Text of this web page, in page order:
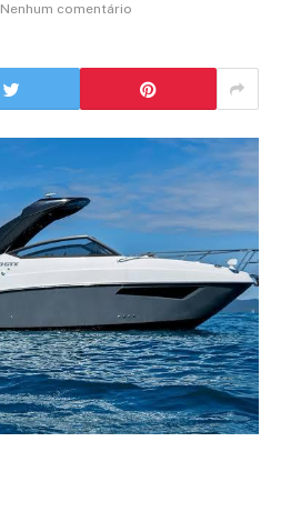
Nenhum comentário